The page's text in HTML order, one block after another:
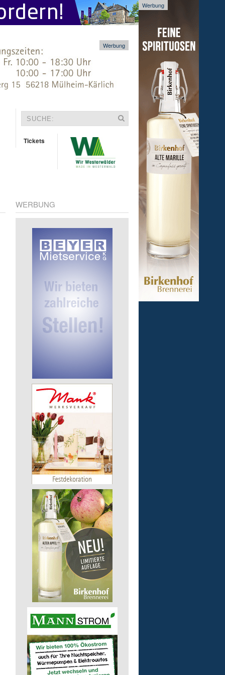
Werbung
Werbung
Tickets
WERBUNG